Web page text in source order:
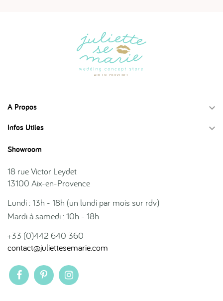
A Propos 
Infos Utiles 
Showroom
18 rue Victor Leydet
13100 Aix-en-Provence
Lundi : 13h - 18h (un lundi par mois sur rdv)
Mardi à samedi : 10h - 18h
+33 (0)442 640 360
contact@juliettesemarie.com